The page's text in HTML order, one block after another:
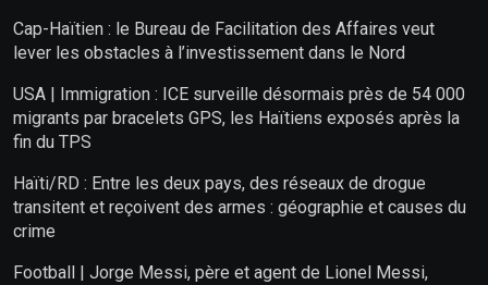
Cap-Haïtien : le Bureau de Facilitation des Affaires veut
lever les obstacles à l’investissement dans le Nord
USA | Immigration : ICE surveille désormais près de 54 000
migrants par bracelets GPS, les Haïtiens exposés après la
fin du TPS
Haïti/RD : Entre les deux pays, des réseaux de drogue
transitent et reçoivent des armes : géographie et causes du
crime
Football | Jorge Messi, père et agent de Lionel Messi,